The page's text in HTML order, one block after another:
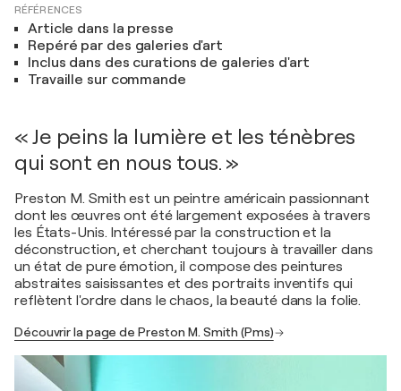
RÉFÉRENCES
Article dans la presse
Repéré par des galeries d'art
Inclus dans des curations de galeries d'art
Travaille sur commande
« Je peins la lumière et les ténèbres
qui sont en nous tous. »
Preston M. Smith est un peintre américain passionnant
dont les œuvres ont été largement exposées à travers
les États-Unis. Intéressé par la construction et la
déconstruction, et cherchant toujours à travailler dans
un état de pure émotion, il compose des peintures
abstraites saisissantes et des portraits inventifs qui
reflètent l'ordre dans le chaos, la beauté dans la folie.
Découvrir la page de Preston M. Smith (Pms)